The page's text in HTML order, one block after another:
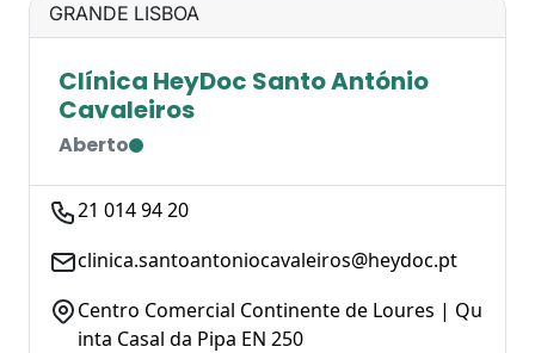
GRANDE LISBOA
Clínica HeyDoc Santo António
Cavaleiros
Aberto
21 014 94 20
clinica.santoantoniocavaleiros@heydoc.pt
Centro Comercial Continente de Loures | Qu
inta Casal da Pipa EN 250